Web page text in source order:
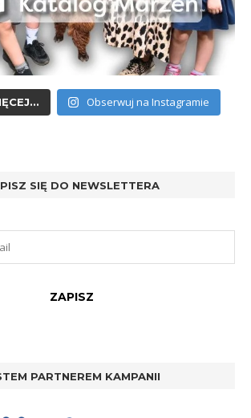
Obserwuj na Instagramie
SIĘ DO NEWSLETTERA
PARTNEREM KAMPANII